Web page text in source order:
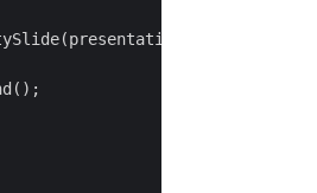
>get_Slide(